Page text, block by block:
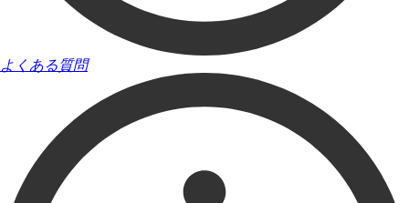
よくある質問